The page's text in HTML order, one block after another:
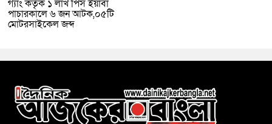
গ্যাং কর্তৃক ১ লাখ পিস ইয়াবা
পাচারকালে ৬ জন আটক,০৫টি
মোটরসাইকেল জব্দ